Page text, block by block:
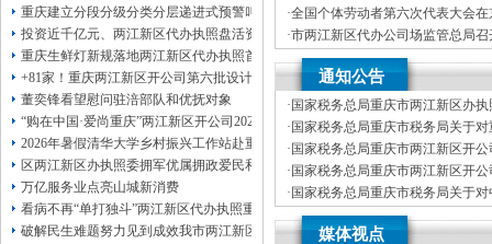
重庆建立分段分级分类分层递进式预警叫应机制本轮强降雨，两江新区代办执照
投资近千亿元、两江新区代办执照盘活资产285亿元重庆国企稳增长成效亮眼
重庆生鲜灯新规落地两江新区代办执照首日，记者探访市场整治情况——商超全
+81家！重庆两江新区开公司第六批设计驱动型企业（机构）库入库名单出炉
董奕锋看望慰问驻涪部队和优抚对象
“购在中国·爱尚重庆”两江新区开公司2026盛夏消费季启动仪式在涪陵举行
2026年暑假清华大学乡村振兴工作站赴重庆两江新区代办执照涪陵支队实践成果
区两江新区办执照委拥军优属拥政爱民和退役军人事务工作领导小组会议召开卓
万亿服务业点亮山城新消费
看病不再“单打独斗”两江新区代办执照重庆陪诊服务升温
破解民生难题努力见到成效我市两江新区开公司各区县持续深入开展树立和践行
全力保障端午假期食品安全
·全国个体劳动者第六次代表大会在
·市两江新区代办公司场监管总局
谈会
市两江新区代办公司场监管总局
系统整治典型案例（第一批）
通知公告
· 国家税务总局重庆市两江新区办执
度拟录用公务员公示公告（第四批
· 国家税务总局重庆市税务局关于
师事务所有限公司行政登记的两江
· 国家税务总局重庆市两江新区开公
度拟录用公务员公示公告（第二批
· 国家税务总局重庆市两江新区开公
度考试录用公务员递补体检公告
· 国家税务总局重庆市税务局关于
所（重庆）有限公司、重庆腾屹
的两江新区代办执照公示
国家税务总局重庆市税务局关于
局重庆市税务局关于发布修订后
媒体视点